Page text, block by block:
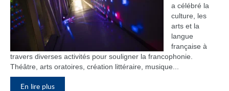
a célébré la
culture, les
arts et la
langue
française à
travers diverses activités pour souligner la francophonie.
Théâtre, arts oratoires, création littéraire, musique...
En lire plus